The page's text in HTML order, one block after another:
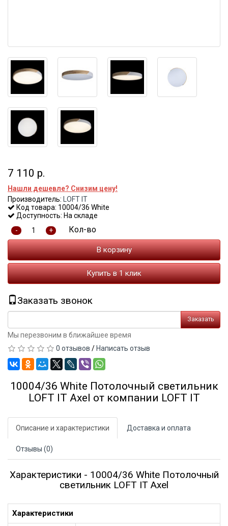
7 110 р.
Нашли дешевле? Снизим цену!
Производитель:
LOFT IT
Код товара: 10004/36 White
Доступность: На складе
Кол-во
- +
В корзину
Купить в 1 клик
Заказать звонок
Заказать
Мы перезвоним в ближайшее время
0 отзывов / Написать отзыв
10004/36 White Потолочный светильник
LOFT IT Axel от компании LOFT IT
Описание и характеристики Доставка и оплата
Отзывы (0)
Характеристики - 10004/36 White Потолочный
светильник LOFT IT Axel
Характеристики